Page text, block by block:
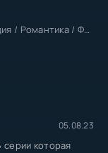
Аниме сериалы / Драма / Комедия / Романтика / Фантастика / Анонсы
05.08.23
серии которая